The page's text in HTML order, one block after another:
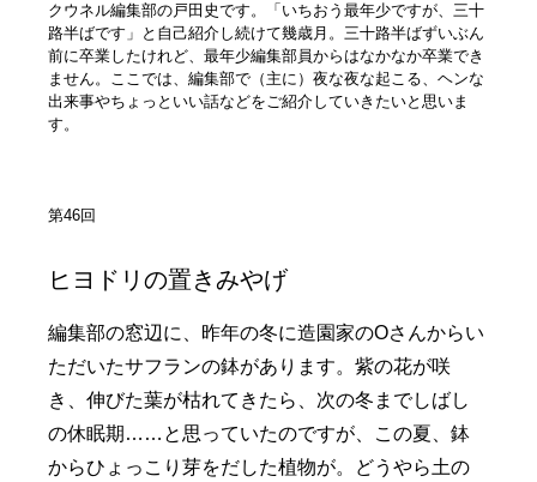
クウネル編集部の戸田史です。「いちおう最年少ですが、三十
路半ばです」と自己紹介し続けて幾歳月。三十路半ばずいぶん
前に卒業したけれど、最年少編集部員からはなかなか卒業でき
ません。ここでは、編集部で（主に）夜な夜な起こる、ヘンな
出来事やちょっといい話などをご紹介していきたいと思いま
す。
第46回
ヒヨドリの置きみやげ
編集部の窓辺に、昨年の冬に造園家のOさんからい
ただいたサフランの鉢があります。紫の花が咲
き、伸びた葉が枯れてきたら、次の冬までしばし
の休眠期……と思っていたのですが、この夏、鉢
からひょっこり芽をだした植物が。どうやら土の